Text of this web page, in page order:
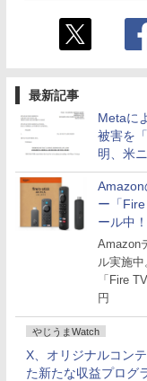
最新記事
Metaに
被害を
明、米
億6700
Amazon
ー「
ール中
Amazon
ル実施
「Fire
円
やじうまWatch
X、オリジナルコン
た新たな収益プログ